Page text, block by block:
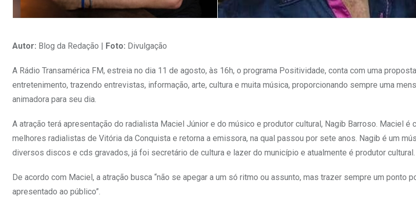
Autor: Blog da Redação | Foto: Divulgação
A Rádio Transamérica FM, estreia no dia 11 de agosto, às 16h, o programa Positividade, conta com uma
entretenimento, trazendo entrevistas, informação, arte, cultura e muita música, proporcionando sempre uma
animadora para seu dia.
A atração terá apresentação do radialista Maciel Júnior e do músico e produtor cultural, Nagib Barroso. Maciel é
melhores radialistas de Vitória da Conquista e retorna a emissora, na qual passou por sete anos. Nagib é um
diversos discos e cds gravados, já foi secretário de cultura e lazer do município e atualmente é produtor cultural.
De acordo com Maciel, a atração busca “não se apegar a um só ritmo ou assunto, mas trazer sempre um ponto
apresentado ao público”.